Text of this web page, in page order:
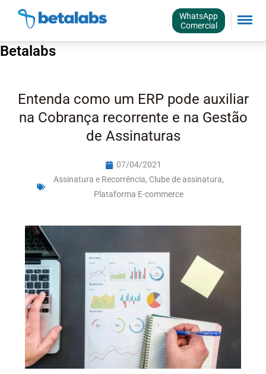
WhatsApp
Comercial
Betalabs
Entenda como um ERP pode auxiliar
na Cobrança recorrente e na Gestão
de Assinaturas
07/04/2021
Assinatura e Recorrência, Clube de assinatura,
Plataforma E-commerce